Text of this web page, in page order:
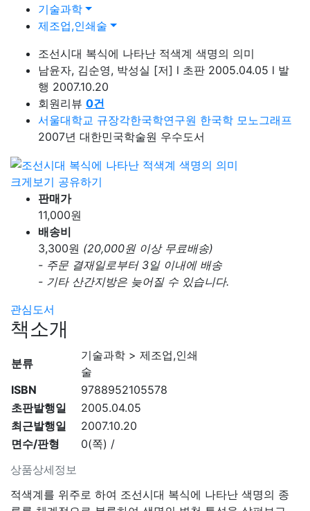
기술과학
제조업,인쇄술
조선시대 복식에 나타난 적색계 색명의 의미
남윤자, 김순영, 박성실 [저] l 초판 2005.04.05 l 발
행 2007.10.20
회원리뷰 0건
서울대학교 규장각한국학연구원 한국학 모노그래프
2007년 대한민국학술원 우수도서
크게보기 공유하기
판매가
11,000원
배송비
3,300원 (20,000원 이상 무료배송)
- 주문 결재일로부터 3일 이내에 배송
- 기타 산간지방은 늦어질 수 있습니다.
관심도서
책소개
상품상세정보
분류
기술과학 > 제조업,인쇄
술
ISBN
9788952105578
초판발행일
2005.04.05
최근발행일
2007.10.20
면수/판형
0(쪽) /
적색계를 위주로 하여 조선시대 복식에 나타난 색명의 종